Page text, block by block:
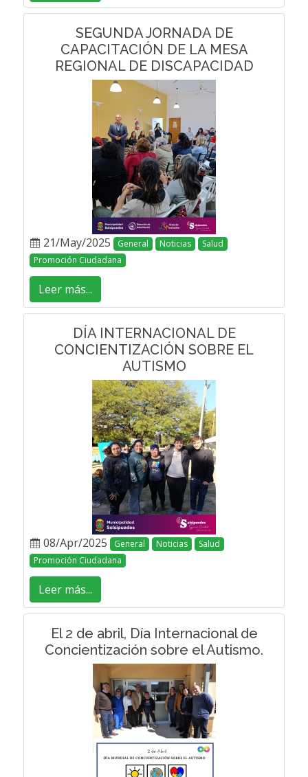
SEGUNDA JORNADA DE
CAPACITACIÓN DE LA MESA
REGIONAL DE DISCAPACIDAD
21/May/2025 General Noticias
Salud
Promoción Ciudadana
Leer más...
DÍA INTERNACIONAL DE
CONCIENTIZACIÓN SOBRE EL
AUTISMO
08/Apr/2025 General Noticias
Salud
Promoción Ciudadana
Leer más...
El 2 de abril, Día Internacional de
Concientización sobre el Autismo.